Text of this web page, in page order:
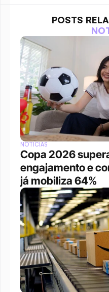
POSTS
NOTÍCIAS
Copa 2026
engajamento e
já mobiliza 64%